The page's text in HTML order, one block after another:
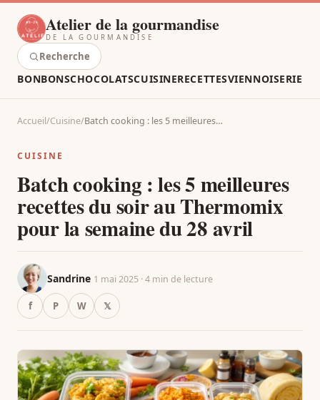
Atelier de la gourmandise
DE LA GOURMANDISE
BONBONSCHOCOLATSCUISINERECETTESVIENNOISERIE
Recherche
Accueil/Cuisine/Batch cooking : les 5 meilleures…
CUISINE
Batch cooking : les 5 meilleures
recettes du soir au Thermomix
pour la semaine du 28 avril
Sandrine 1 mai 2025 · 4 min de lecture
f P W 𝕏